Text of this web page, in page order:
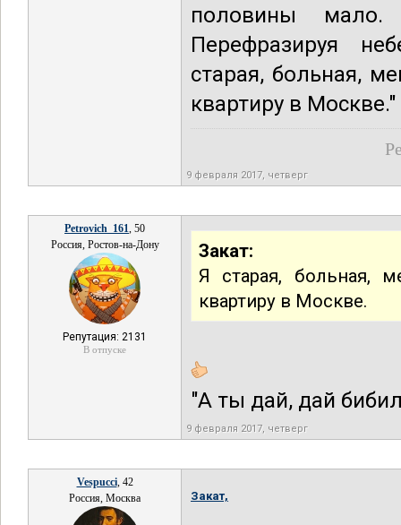
половины мало.
Перефразируя
старая, больная,
квартиру в Москве."
9 февраля 2017, четверг
Petrovich_161, 50
Россия, Ростов-на-Дону
Репутация: 2131
В отпуске
Закат:
Я старая, больная,
квартиру в Москве.
"А ты дай, дай
9 февраля 2017, четверг
Vespucci, 42
Россия, Москва
Закат,